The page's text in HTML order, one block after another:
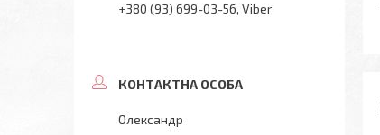
+380 (93) 699-03-56 Viber
Олександр